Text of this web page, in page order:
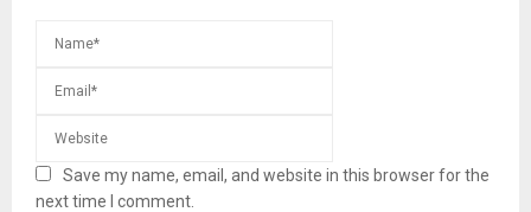
Save my name, email, and website in this browser for the
next time I comment.